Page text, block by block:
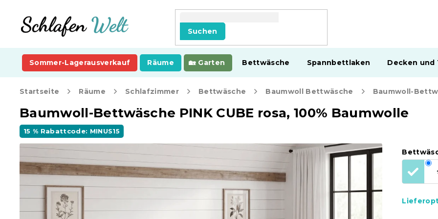
springen
Suchen
Sommer-Lagerausverkauf Räume Garten Bettwäsche Spannbettlaken Decken und
Startseite Räume Schlafzimmer Bettwäsche Baumwoll Bettwäsche
Baumwoll-Bettwäsche PINK CUBE rosa, 100% Baumwolle
15 % Rabattcode: MINUS15